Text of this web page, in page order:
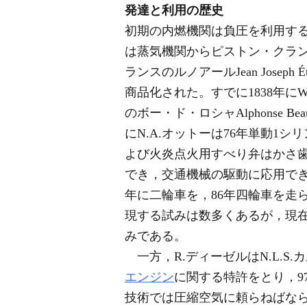
発達と利用の歴史
初期の内燃機関は負圧を利用す
は蒸気機関からピストン・クラ
ランスのルノアールJean
商品化された。すでに1838年に
のボー・ド・ロシャAlphonse
にN.A.オットーは76年単動1シ
よび火炎点火用すべり弁はかさ
でき，交通機械の駆動に応用で
年に二輪車を，86年四輪車を走
現する試みは数多くあるが，現
みである。
一方，R.ディーゼルはN.L.S.
エンジンに関する特許をとり，
技術では圧縮空気に頼らねばな